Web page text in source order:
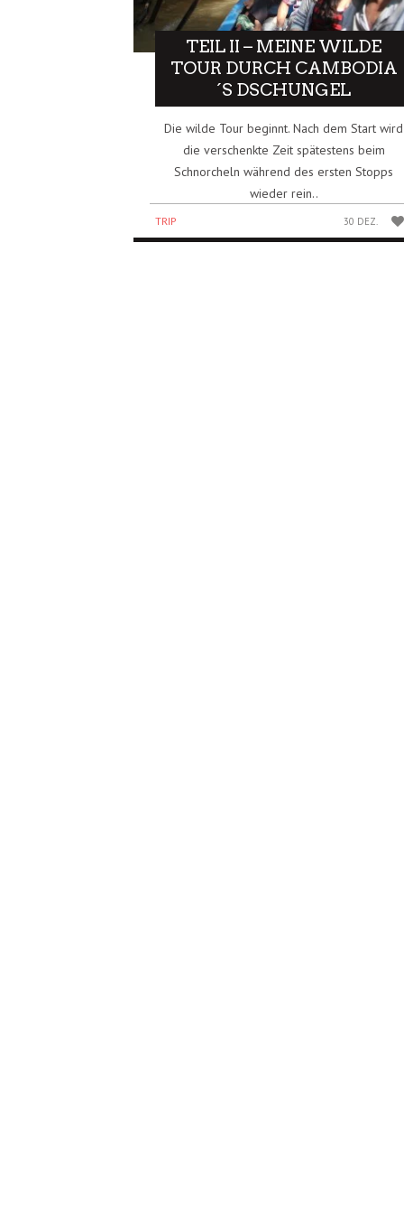
TEIL II – MEINE WILDE
TOUR DURCH CAMBODIA
´S DSCHUNGEL
Die wilde Tour beginnt. Nach dem Start wird
die verschenkte Zeit spätestens beim
Schnorcheln während des ersten Stopps
wieder rein..
TRIP 30 DEZ.